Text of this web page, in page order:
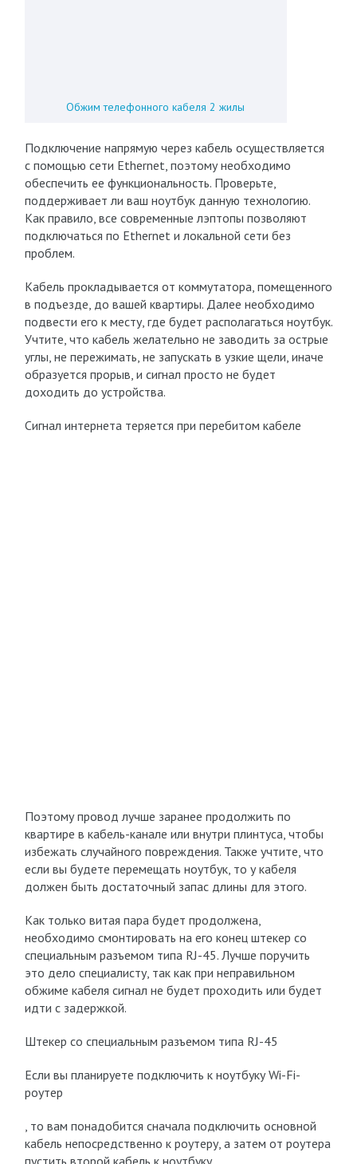
Обжим телефонного кабеля 2 жилы
Подключение напрямую через кабель осуществляется
с помощью сети Ethernet, поэтому необходимо
обеспечить ее функциональность. Проверьте,
поддерживает ли ваш ноутбук данную технологию.
Как правило, все современные лэптопы позволяют
подключаться по Ethernet и локальной сети без
проблем.
Кабель прокладывается от коммутатора, помещенного
в подъезде, до вашей квартиры. Далее необходимо
подвести его к месту, где будет располагаться ноутбук.
Учтите, что кабель желательно не заводить за острые
углы, не пережимать, не запускать в узкие щели, иначе
образуется прорыв, и сигнал просто не будет
доходить до устройства.
Сигнал интернета теряется при перебитом кабеле
Поэтому провод лучше заранее продолжить по
квартире в кабель-канале или внутри плинтуса, чтобы
избежать случайного повреждения. Также учтите, что
если вы будете перемещать ноутбук, то у кабеля
должен быть достаточный запас длины для этого.
Как только витая пара будет продолжена,
необходимо смонтировать на его конец штекер со
специальным разъемом типа RJ-45. Лучше поручить
это дело специалисту, так как при неправильном
обжиме кабеля сигнал не будет проходить или будет
идти с задержкой.
Штекер со специальным разъемом типа RJ-45
Если вы планируете подключить к ноутбуку Wi-Fi-
роутер
, то вам понадобится сначала подключить основной
кабель непосредственно к роутеру, а затем от роутера
пустить второй кабель к ноутбуку.